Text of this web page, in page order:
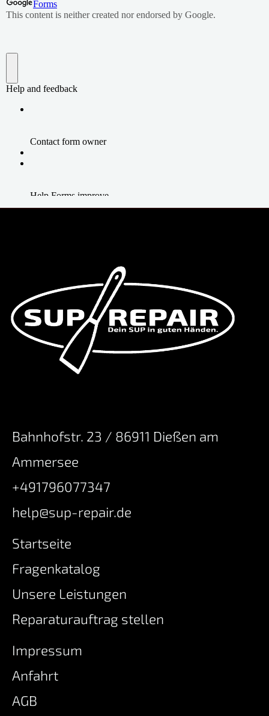
Bahnhofstr. 23 / 86911 Dießen am
Ammersee
+491796077347
help@sup-repair.de
Startseite
Fragenkatalog
Unsere Leistungen
Reparaturauftrag stellen
Impressum
Anfahrt
AGB